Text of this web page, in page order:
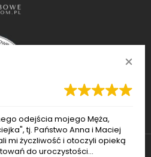
odejścia mojego Męża,
tj. Państwo Anna i Maciej
mi życzliwość i otoczyli opieką
do uroczystości